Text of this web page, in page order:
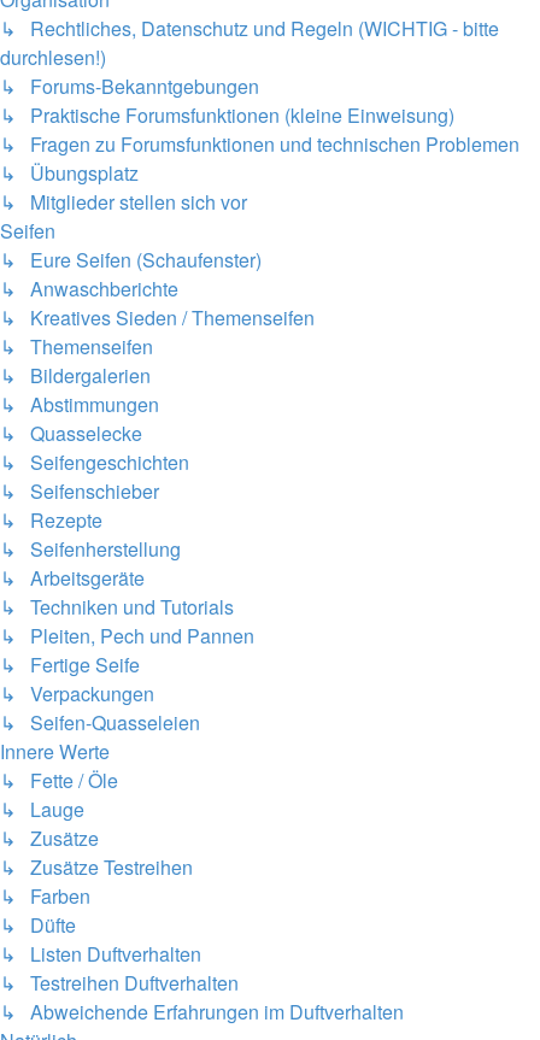
↳ Rechtliches, Datenschutz und Regeln (WICHTIG - bitte
durchlesen!)
↳ Forums-Bekanntgebungen
↳ Praktische Forumsfunktionen (kleine Einweisung)
↳ Fragen zu Forumsfunktionen und technischen Problemen
↳ Übungsplatz
↳ Mitglieder stellen sich vor
Seifen
↳ Eure Seifen (Schaufenster)
↳ Anwaschberichte
↳ Kreatives Sieden / Themenseifen
↳ Themenseifen
↳ Bildergalerien
↳ Abstimmungen
↳ Quasselecke
↳ Seifengeschichten
↳ Seifenschieber
↳ Rezepte
↳ Seifenherstellung
↳ Arbeitsgeräte
↳ Techniken und Tutorials
↳ Pleiten, Pech und Pannen
↳ Fertige Seife
↳ Verpackungen
↳ Seifen-Quasseleien
Innere Werte
↳ Fette / Öle
↳ Lauge
↳ Zusätze
↳ Zusätze Testreihen
↳ Farben
↳ Düfte
↳ Listen Duftverhalten
↳ Testreihen Duftverhalten
↳ Abweichende Erfahrungen im Duftverhalten